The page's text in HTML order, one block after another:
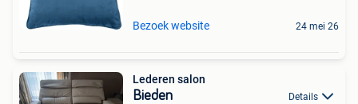
Bezoek website 24 mei 26
Lederen salon
Bieden Details